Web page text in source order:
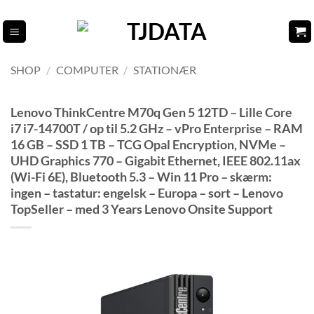
til
indhold
SHOP / COMPUTER / STATIONÆR
Lenovo ThinkCentre M70q Gen 5 12TD – Lille Core
i7 i7-14700T / op til 5.2 GHz – vPro Enterprise – RAM
16 GB – SSD 1 TB – TCG Opal Encryption, NVMe –
UHD Graphics 770 – Gigabit Ethernet, IEEE 802.11ax
(Wi-Fi 6E), Bluetooth 5.3 – Win 11 Pro – skærm:
ingen – tastatur: engelsk – Europa – sort – Lenovo
TopSeller – med 3 Years Lenovo Onsite Support